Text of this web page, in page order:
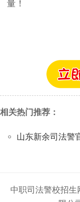
量！
相关热门推荐：
山东新余司法警
中职司法警校招